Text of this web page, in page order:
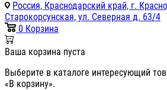
Россия, Краснодарский край, г.
Старокорсунская, ул. Северная д. 63/4
0 Корзина
Ваша корзина пуста
Выберите в каталоге интересующий
«В корзину».